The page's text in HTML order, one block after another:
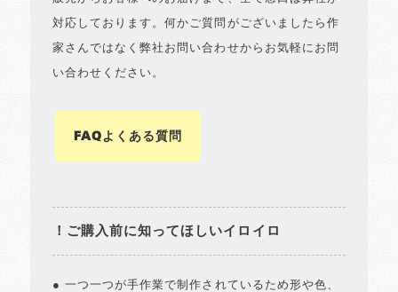
対応しております。何かご質問がございましたら作
家さんではなく弊社お問い合わせからお気軽にお問
い合わせください。
FAQよくある質問
！ご購入前に知ってほしいイロイロ
● 一つ一つが手作業で制作されているため形や色、